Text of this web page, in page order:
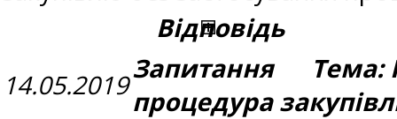
Відповідь
14.05.2019Запитання Тема:
процедура